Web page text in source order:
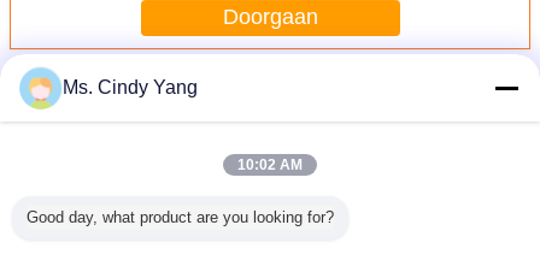
Doorgaan
Meer
Super Audiofrequentieinductie het Verwarmen Materiaal
Ms. Cindy Yang
10:02 AM
Good day, what product are you looking for?